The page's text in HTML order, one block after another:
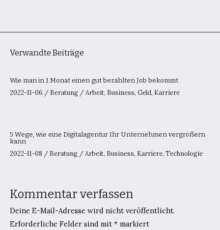
Verwandte Beiträge
Wie man in 1 Monat einen gut bezahlten Job bekommt
2022-11-06 / Beratung /Arbeit, Business, Geld, Karriere
5 Wege, wie eine Digitalagentur Ihr Unternehmen vergrößern
kann
2022-11-08 / Beratung / Arbeit, Business, Karriere, Technologie
Kommentar verfassen
Deine E-Mail-Adresse wird nicht veröffentlicht.
Erforderliche Felder sind mit * markiert